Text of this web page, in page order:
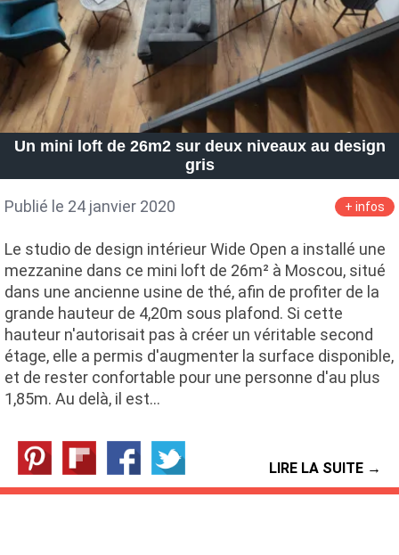
Un mini loft de 26m2 sur deux niveaux au design
gris
Publié le 24 janvier 2020 + infos
Le studio de design intérieur Wide Open a installé une
mezzanine dans ce mini loft de 26m² à Moscou, situé
dans une ancienne usine de thé, afin de profiter de la
grande hauteur de 4,20m sous plafond. Si cette
hauteur n'autorisait pas à créer un véritable second
étage, elle a permis d'augmenter la surface disponible,
et de rester confortable pour une personne d'au plus
1,85m. Au delà, il est…
LIRE LA SUITE →